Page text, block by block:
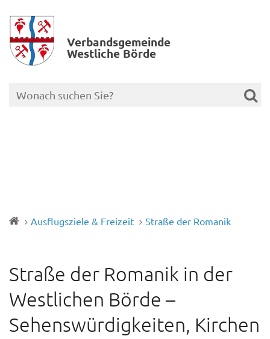
Verbands­gemeinde
Westliche Börde
Ausflugsziele & Freizeit Straße der Romanik
Straße der Romanik in der
Westlichen Börde –
Sehenswürdigkeiten, Kirchen